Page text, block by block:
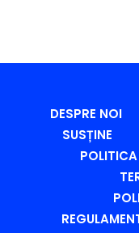
DESPRE NOI
SUSȚINE